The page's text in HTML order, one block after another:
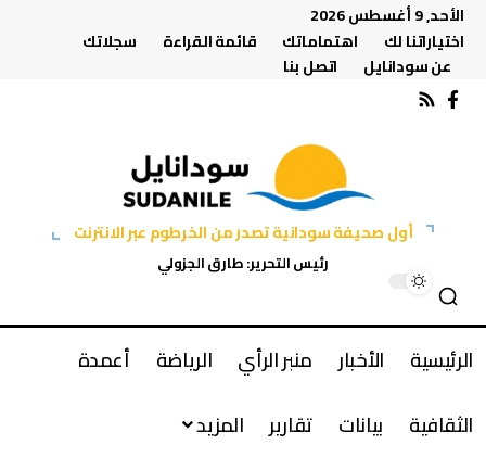
الأحد, 9 أغسطس 2026
اختياراتنا لك
اهتماماتك قائمة القراءة
سجلاتك
عن سودانايل
اتصل بنا
أول صحيفة سودانية تصدر من الخرطوم عبر الانترنت
رئيس التحرير: طارق الجزولي
الرئيسية الأخبار منبر الرأي الرياضة
أعمدة
الثقافية
بيانات تقارير المزيد